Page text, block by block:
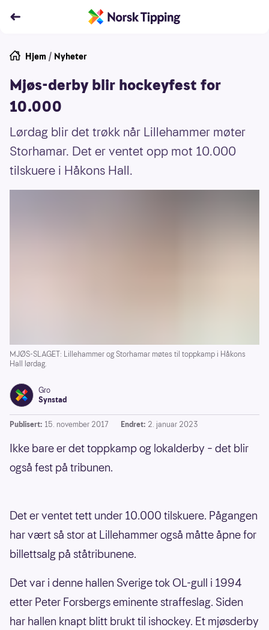
Hjem / Nyheter
Mjøs-derby blir hockeyfest for
10.000
Lørdag blir det trøkk når Lillehammer møter
Storhamar. Det er ventet opp mot 10.000
tilskuere i Håkons Hall.
MJØS-SLAGET: Lillehammer og Storhamar møtes til toppkamp i Håkons
Hall lørdag.
Gro
Synstad
Publisert: 15. november 2017 Endret: 2. januar 2023
Ikke bare er det toppkamp og lokalderby – det blir
også fest på tribunen.
Det er ventet tett under 10.000 tilskuere. Pågangen
har vært så stor at Lillehammer også måtte åpne for
billettsalg på ståtribunene.
Det var i denne hallen Sverige tok OL-gull i 1994
etter Peter Forsbergs eminente straffeslag. Siden
har hallen knapt blitt brukt til ishockey. Et mjøsderby